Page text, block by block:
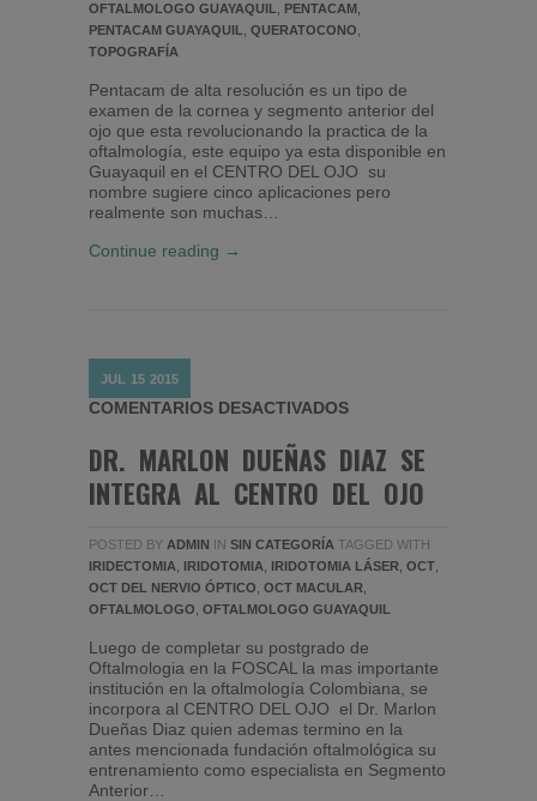
OFTALMOLOGO GUAYAQUIL
PENTACAM
PENTACAM GUAYAQUIL
QUERATOCONO
TOPOGRAFÍA
Pentacam de alta resolución es un tipo de
examen de la cornea y segmento anterior del
ojo que esta revolucionando la practica de la
oftalmología, este equipo ya esta disponible en
Guayaquil en el CENTRO DEL OJO su
nombre sugiere cinco aplicaciones pero
realmente son muchas…
Continue reading →
JUL 15 2015
COMENTARIOS DESACTIVADOSEN DR. MARLON
DR. MARLON DUEÑAS DIAZ SE
INTEGRA AL CENTRO DEL OJO
POSTED BY ADMIN IN SIN CATEGORÍA TAGGED WITH
IRIDECTOMIA
IRIDOTOMIA IRIDOTOMIA LÁSER OCT
OCT DEL NERVIO ÓPTICO OCT MACULAR
OFTALMOLOGO OFTALMOLOGO GUAYAQUIL
Luego de completar su postgrado de
Oftalmologia en la FOSCAL la mas importante
institución en la oftalmología Colombiana, se
incorpora al CENTRO DEL OJO el Dr. Marlon
Dueñas Diaz quien ademas termino en la
antes mencionada fundación oftalmológica su
entrenamiento como especialista en Segmento
Anterior…